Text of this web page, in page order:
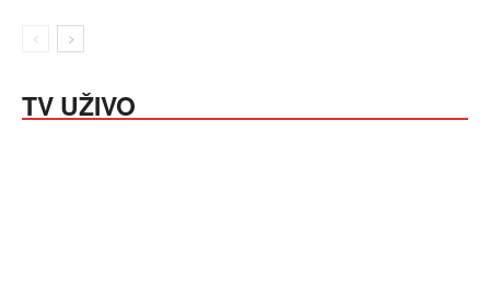
TV UŽIVO